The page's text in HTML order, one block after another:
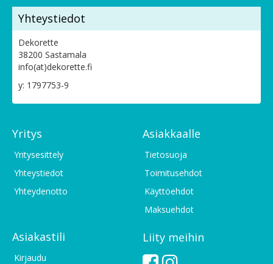
Yhteystiedot
Dekorette
38200 Sastamala
info(at)dekorette.fi
y: 1797753-9
Yritys
Yritysesittely
Yhteystiedot
Yhteydenotto
Asiakkaalle
Tietosuoja
Toimitusehdot
Käyttöehdot
Maksuehdot
Asiakastili
Kirjaudu
Liity meihin